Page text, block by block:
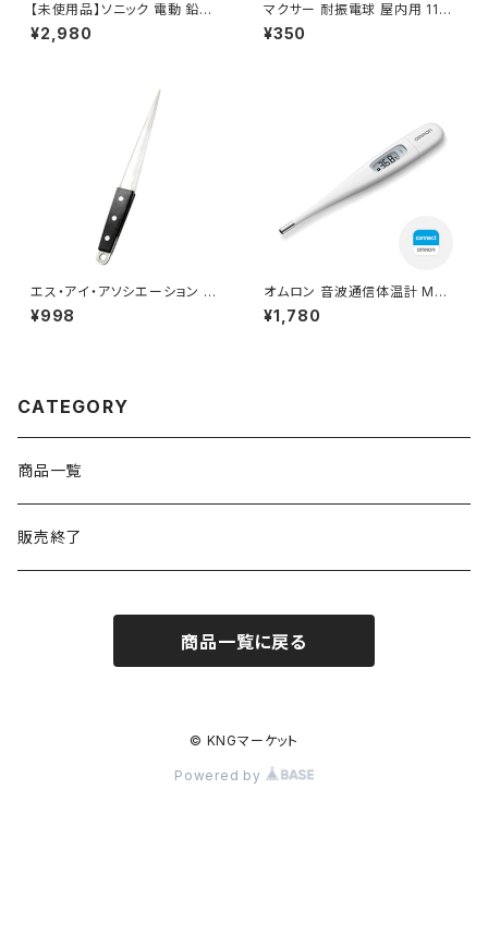
【未使用品】ソニック 電動 鉛筆
削り 充電式 全自動 LVH-700
5-P（ピンク）/ JAN : 4970116
¥2,980
マクサー 耐振電球 屋内用 110
V 20W E26 クリア 1個パック /
JAN : 4940771011767
¥350
エス・アイ・アソシエーション ダ
イヤモンドシャープナー
¥998
オムロン 音波通信体温計 MC-
6800B けんおんくん 「予測
式」/ JAN : 497547942607
¥1,780
CATEGORY
商品一覧
販売終了
商品一覧に戻る
© KNGマーケット
Powered by